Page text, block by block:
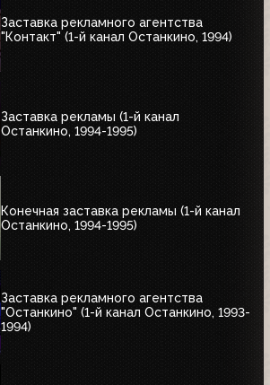
Заставка рекламного агентства
"Контакт" (1-й канал Останкино, 1994)
Заставка рекламы (1-й канал
Останкино, 1994-1995)
Конечная заставка рекламы (1-й канал
Останкино, 1994-1995)
Заставка рекламного агентства
"Останкино" (1-й канал Останкино, 1993-
1994)